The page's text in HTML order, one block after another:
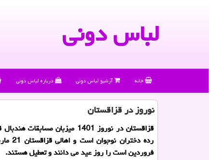
لباس دونی
خانه آرشیو لباس دونی درباره لباس دونی
نوروز در قزاقستان
قزاقستان در نوروز 1401 میزبان
رده
فروردین است را روز عید می دانند و تعطیل هستند.